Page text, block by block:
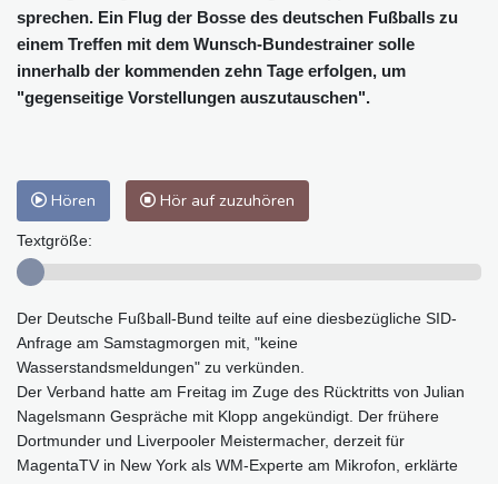
sprechen. Ein Flug der Bosse des deutschen Fußballs zu
einem Treffen mit dem Wunsch-Bundestrainer solle
innerhalb der kommenden zehn Tage erfolgen, um
"gegenseitige Vorstellungen auszutauschen".
Hören Hör auf zuzuhören
Textgröße:
Der Deutsche Fußball-Bund teilte auf eine diesbezügliche SID-
Anfrage am Samstagmorgen mit, "keine
Wasserstandsmeldungen" zu verkünden.
Der Verband hatte am Freitag im Zuge des Rücktritts von Julian
Nagelsmann Gespräche mit Klopp angekündigt. Der frühere
Dortmunder und Liverpooler Meistermacher, derzeit für
MagentaTV in New York als WM-Experte am Mikrofon, erklärte